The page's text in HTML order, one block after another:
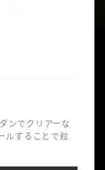
ンでクリアーな
ルすることで粒